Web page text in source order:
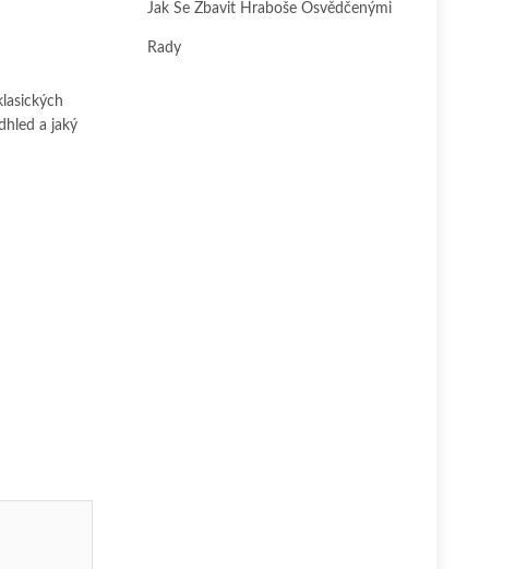
a jaký
Jak Se Zbavit Hraboše Osvědčenými
Rady